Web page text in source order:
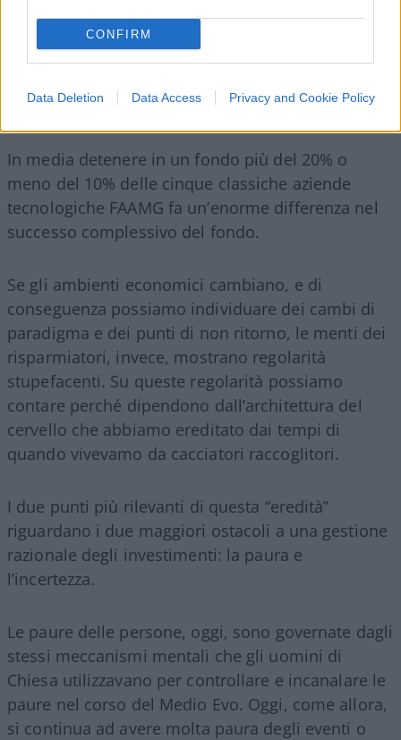
CONFIRM
Data Deletion Data Access Privacy and Cookie Policy
In media detenere in un fondo più del 20% o
meno del 10% delle cinque classiche aziende
tecnologiche FAAMG fa un’enorme differenza nel
successo complessivo del fondo.
Se gli ambienti economici cambiano, e di
conseguenza possiamo individuare dei cambi di
paradigma e dei punti di non ritorno, le menti dei
risparmiatori, invece, mostrano regolarità
stupefacenti. Su queste regolarità possiamo
contare perché dipendono dall’architettura del
cervello che abbiamo ereditato dai tempi di
quando vivevamo da cacciatori raccoglitori.
I due punti più rilevanti di questa “eredità”
riguardano i due maggiori ostacoli a una gestione
razionale degli investimenti: la paura e
l’incertezza.
Le paure delle persone, oggi, sono governate dagli
stessi meccanismi mentali che gli uomini di
Chiesa utilizzavano per controllare e incanalare le
paure nel corso del Medio Evo. Oggi, come allora,
si continua ad avere molta paura degli eventi o